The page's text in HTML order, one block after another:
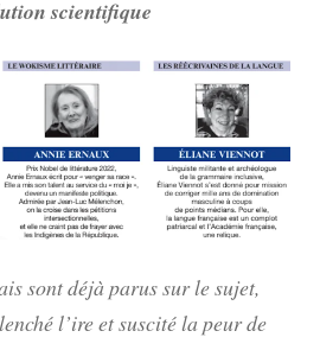
scientifique
sont déjà parus sur le sujet,
l’ire et suscité la peur de